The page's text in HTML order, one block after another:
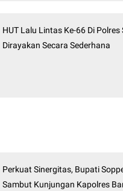
HUT Lalu Lintas Ke-66 Di Polres
Dirayakan Secara Sederhana
Perkuat Sinergitas, Bupati
Sambut Kunjungan Kapolres